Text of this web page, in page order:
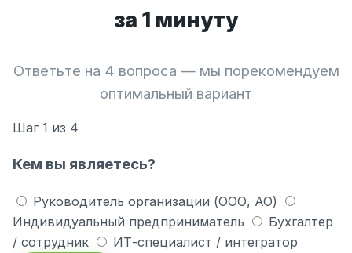
за 1 минуту
Ответьте на 4 вопроса — мы порекомендуем
оптимальный вариант
Шаг 1 из 4
Кем вы являетесь?
Руководитель организации (ООО, АО)
Индивидуальный предприниматель
Бухгалтер
/ сотрудник
ИТ-специалист / интегратор